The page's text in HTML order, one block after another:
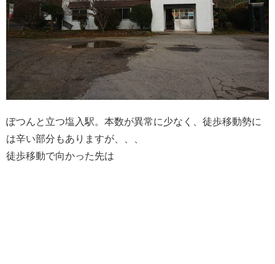
ぽつんと立つ塩入駅。本数が異常に少なく、徒歩移動勢に
は辛い部分もありますが、、、
徒歩移動で向かった先は